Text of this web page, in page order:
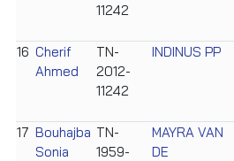
11242
16 Cherif
Ahmed
TN-
2012-
11242
INDINUS PP
17 Bouhajba
Sonia
TN-
1959-
MAYRA VAN
DE